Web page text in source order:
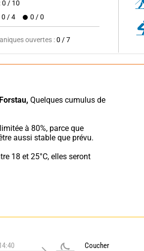
0 / 10
0 / 4 0 / 0
ouvertes :0 / 7
Quelques cumulus de
à 80%, parce que
aussi stable que prévu.
18 et 25°C, elles seront
Coucher